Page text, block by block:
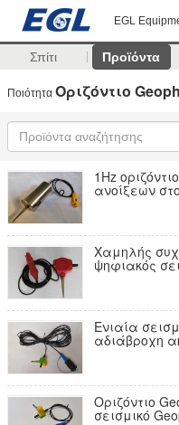
EGL
Σπίτι Προϊόντα
Ποιότητα Οριζόντιο
1Hz
ανοίξεων
Χαμηλής
ψηφιακός
Ενιαία
αδιάβροχη
Οριζόντιο
σεισμικό